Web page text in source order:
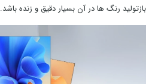
بازتولید رنگ‌ ها در آن بسیار دقیق و زنده باشد.